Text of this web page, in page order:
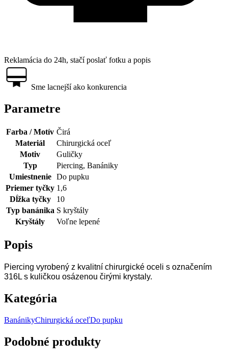
Reklamácia do 24h, stačí poslať fotku a popis
Sme lacnejší ako konkurencia
Parametre
Farba / Motív Čirá
Materiál
Chirurgická oceľ
Motiv
Guličky
Typ
Piercing, Banániky
Umiestnenie
Do pupku
Priemer tyčky 1,6
Dĺžka tyčky
10
Typ banánika S kryštály
Kryštály
Voľne lepené
Popis
Piercing vyrobený z kvalitní chirurgické oceli s označením
316L s kuličkou osázenou čirými krystaly.
Kategória
BanánikyChirurgická oceľDo pupku
Podobné produkty